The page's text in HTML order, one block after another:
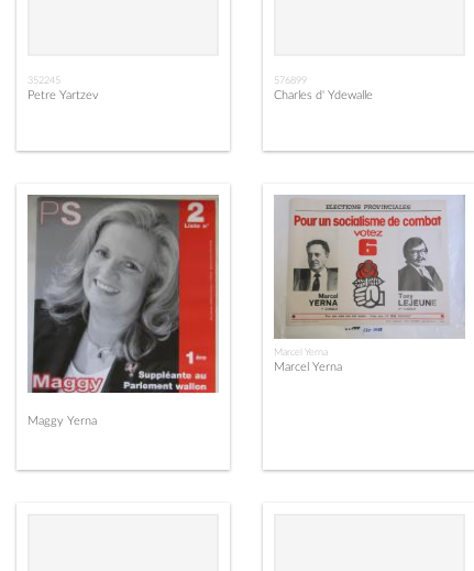
352245
Petre Yartzev
576899
Charles d' Ydewalle
Maggy Yerna
Marcel Yerna
Marcel Yerna